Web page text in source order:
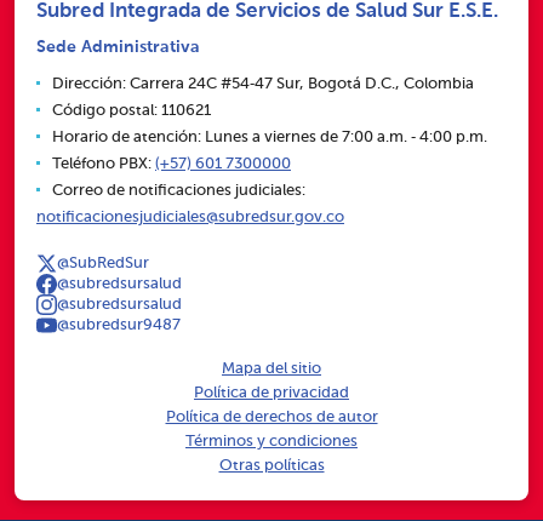
Subred Integrada de Servicios de Salud Sur E.S.E.
Sede Administrativa
Dirección: Carrera 24C #54‑47 Sur, Bogotá D.C., Colombia
Código postal: 110621
Horario de atención: Lunes a viernes de 7:00 a.m. ‑ 4:00 p.m.
Teléfono PBX: (+57) 601 7300000
Correo de notificaciones judiciales:
notificacionesjudiciales@subredsur.gov.co
@SubRedSur
@subredsursalud
@subredsursalud
@subredsur9487
Mapa del sitio
Política de privacidad
Política de derechos de autor
Términos y condiciones
Otras políticas